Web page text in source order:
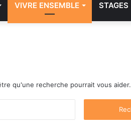
VIVRE ENSEMBLE STAGES
qu'une recherche pourrait vous aider.